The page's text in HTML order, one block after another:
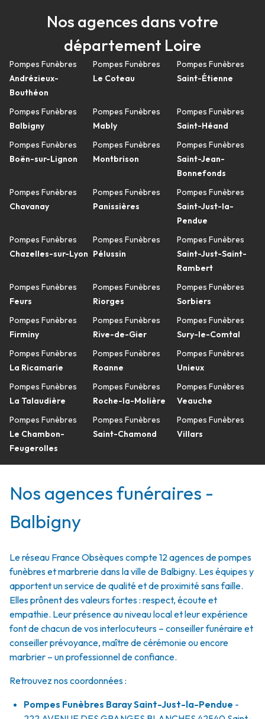
Nos agences dans votre
département Loire
Pompes Funèbres
Andrézieux-
Bouthéon
Pompes Funèbres
Balbigny
Pompes Funèbres
Boën-sur-Lignon
Pompes Funèbres
Chavanay
Pompes Funèbres
Chazelles-sur-Lyon
Pompes Funèbres
Feurs
Pompes Funèbres
Firminy
Pompes Funèbres
La Ricamarie
Pompes Funèbres
La Talaudière
Pompes Funèbres
Le Chambon-
Feugerolles
Pompes Funèbres
Le Coteau
Pompes Funèbres
Mably
Pompes Funèbres
Montbrison
Pompes Funèbres
Panissières
Pompes Funèbres
Pélussin
Pompes Funèbres
Riorges
Pompes Funèbres
Rive-de-Gier
Pompes Funèbres
Roanne
Pompes Funèbres
Roche-la-Molière
Pompes Funèbres
Saint-Chamond
Pompes Funèbres
Saint-Étienne
Pompes Funèbres
Saint-Héand
Pompes Funèbres
Saint-Jean-
Bonnefonds
Pompes Funèbres
Saint-Just-la-
Pendue
Pompes Funèbres
Saint-Just-Saint-
Rambert
Pompes Funèbres
Sorbiers
Pompes Funèbres
Sury-le-Comtal
Pompes Funèbres
Unieux
Pompes Funèbres
Veauche
Pompes Funèbres
Villars
Nos agences funéraires -
Balbigny
Le réseau France Obsèques compte 12 agences de pompes
funèbres et marbrerie dans la ville de Balbigny. Les équipes y
apportent un service de qualité et de proximité sans faille.
Elles prônent des valeurs fortes : respect, écoute et
empathie. Leur présence au niveau local et leur expérience
font de chacun de vos interlocuteurs – conseiller funéraire et
conseiller prévoyance, maître de cérémonie ou encore
marbrier – un professionnel de confiance.
Retrouvez nos coordonnées :
Pompes Funèbres Baray Saint-Just-la-Pendue -